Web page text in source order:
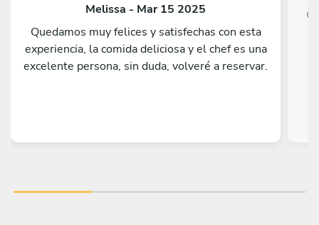
Melissa - Mar 15 2025
Quedamos muy felices y satisfechas con esta
experiencia, la comida deliciosa y el chef es una
excelente persona, sin duda, volveré a reservar.